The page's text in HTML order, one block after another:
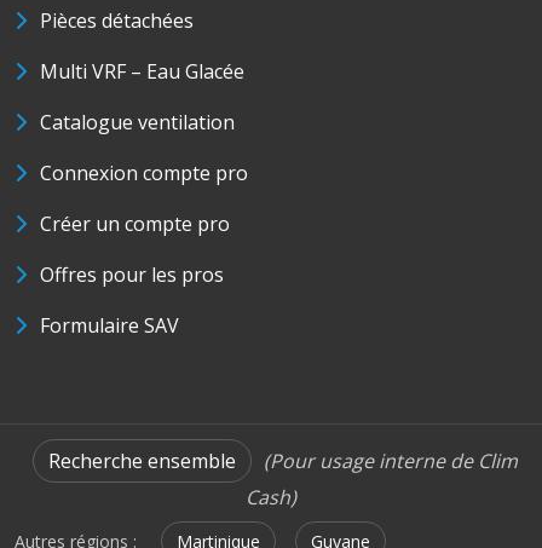
Pièces détachées
Multi VRF – Eau Glacée
Catalogue ventilation
Connexion compte pro
Créer un compte pro
Offres pour les pros
Formulaire SAV
Recherche ensemble
(Pour usage interne de Clim
Cash)
Autres régions : Martinique Guyane